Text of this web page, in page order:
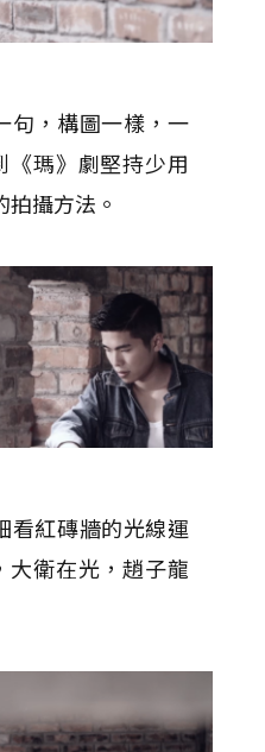
句，構圖一樣，一
瑪》劇堅持少用
攝方法。
看紅磚牆的光線運
大衛在光，趙子龍